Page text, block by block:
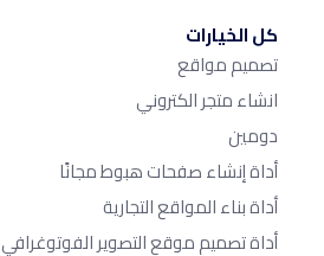
كل الخيارات
تصميم مواقع
انشاء متجر الكتروني
دومين
أداة إنشاء صفحات هبوط مجانًا
أداة بناء المواقع التجارية
أداة تصميم موقع التصوير الفوتوغرافي